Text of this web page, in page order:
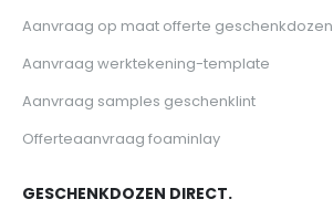
Aanvraag op maat offerte geschenkdozen
Aanvraag werktekening-template
Aanvraag samples geschenklint
Offerteaanvraag foaminlay
GESCHENKDOZEN DIRECT.